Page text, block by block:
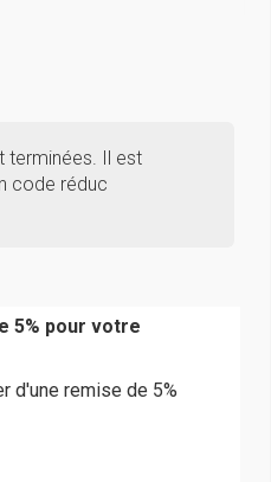
terminées. Il est
code réduc
5% pour votre
d'une remise de 5%